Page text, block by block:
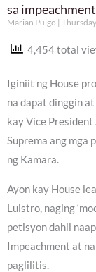
sa
Marian Pulgo
4,454 total
Iginiit ng House
na dapat dinggin
kay Vice
Suprema ang mga
ng Kamara.
Ayon kay House
Luistro, naging
petisyon dahil
Impeachment at
paglilitis.